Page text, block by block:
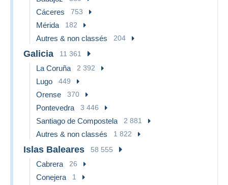
Cáceres 753
Mérida 182
Autres & non classés 204
Galicia 11 361
La Coruña 2 392
Lugo 449
Orense 370
Pontevedra 3 446
Santiago de Compostela 2 881
Autres & non classés 1 822
Islas Baleares 58 555
Cabrera 26
Conejera 1